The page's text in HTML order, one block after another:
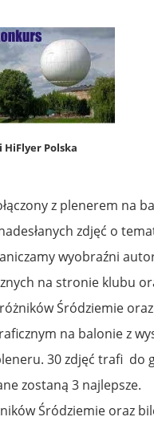
HiFlyer Polska
z plenerem na
zdjęć o
wyobraźni
na stronie klubu
Śródziemie
na balonie z
30 zdjęć trafi
zostaną 3 najlepsze.
Śródziemie oraz